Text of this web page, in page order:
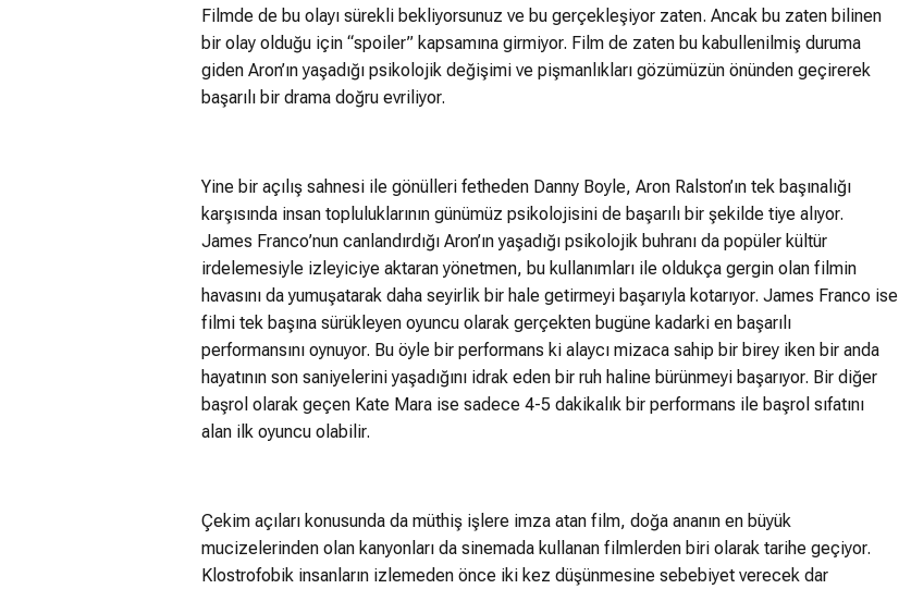
Filmde de bu olayı sürekli bekliyorsunuz ve bu gerçekleşiyor zaten. Ancak bu zaten bilinen
bir olay olduğu için “spoiler” kapsamına girmiyor. Film de zaten bu kabullenilmiş duruma
giden Aron’ın yaşadığı psikolojik değişimi ve pişmanlıkları gözümüzün önünden geçirerek
başarılı bir drama doğru evriliyor.
Yine bir açılış sahnesi ile gönülleri fetheden Danny Boyle, Aron Ralston’ın tek başınalığı
karşısında insan topluluklarının günümüz psikolojisini de başarılı bir şekilde tiye alıyor.
James Franco’nun canlandırdığı Aron’ın yaşadığı psikolojik buhranı da popüler kültür
irdelemesiyle izleyiciye aktaran yönetmen, bu kullanımları ile oldukça gergin olan filmin
havasını da yumuşatarak daha seyirlik bir hale getirmeyi başarıyla kotarıyor. James Franco ise
filmi tek başına sürükleyen oyuncu olarak gerçekten bugüne kadarki en başarılı
performansını oynuyor. Bu öyle bir performans ki alaycı mizaca sahip bir birey iken bir anda
hayatının son saniyelerini yaşadığını idrak eden bir ruh haline bürünmeyi başarıyor. Bir diğer
başrol olarak geçen Kate Mara ise sadece 4-5 dakikalık bir performans ile başrol sıfatını
alan ilk oyuncu olabilir.
Çekim açıları konusunda da müthiş işlere imza atan film, doğa ananın en büyük
mucizelerinden olan kanyonları da sinemada kullanan filmlerden biri olarak tarihe geçiyor.
Klostrofobik insanların izlemeden önce iki kez düşünmesine sebebiyet verecek dar